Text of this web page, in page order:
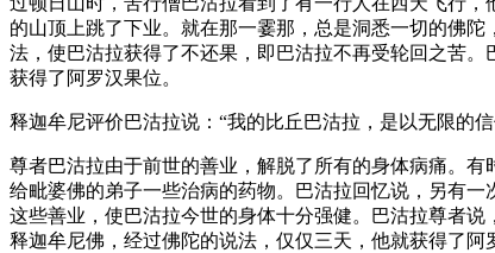
的山顶上跳了下业。就在那一霎那，总是洞悉一切的佛
法，使巴沽拉获得了不还果，即巴沽拉不再受轮回之苦
获得了阿罗汉果位。
释迦牟尼评价巴沽拉说：“我的比丘巴沽拉，是以无限
尊者巴沽拉由于前世的善业，解脱了所有的身体病痛。
给毗婆佛的弟子一些治病的药物。巴沽拉回忆说，另有
这些善业，使巴沽拉今世的身体十分强健。巴沽拉尊者
释迦牟尼佛，经过佛陀的说法，仅仅三天，他就获得了